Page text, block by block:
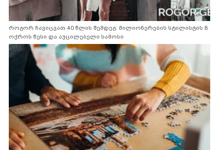
როგორ ჩავიცვათ 40 წლის შემდეგ: მილიონერების სტილისტის 8
ოქროს წესი და აუცილებელი სამოსი